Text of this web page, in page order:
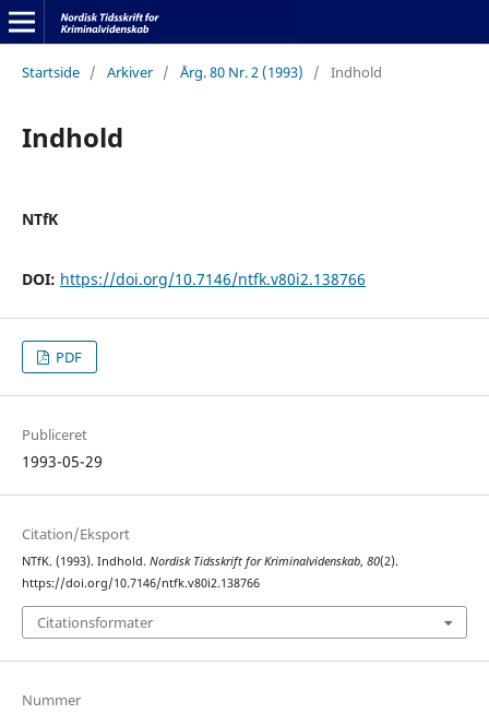
Startside / Arkiver / Årg. 80 Nr. 2 (1993) / Indhold
Indhold
NTfK
DOI: https://doi.org/10.7146/ntfk.v80i2.138766
PDF
Publiceret
1993-05-29
Citation/Eksport
NTfK. (1993). Indhold. Nordisk Tidsskrift for Kriminalvidenskab, 80(2).
https://doi.org/10.7146/ntfk.v80i2.138766
Citationsformater
Nummer